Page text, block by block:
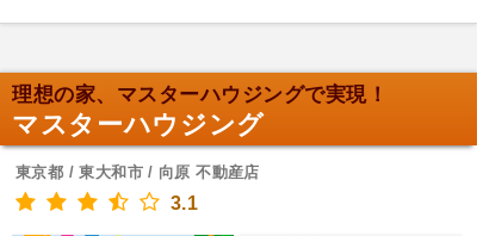
理想の家、マスターハウジングで実現！
マスターハウジング
東京都 / 東大和市 / 向原 不動産店
3.1